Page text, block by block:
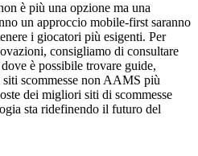
è più una opzione ma una
un approccio mobile‑first saranno
i giocatori più esigenti. Per
consigliamo di consultare
è possibile trovare guide,
scommesse non AAMS più
dei migliori siti di scommesse
sta ridefinendo il futuro del